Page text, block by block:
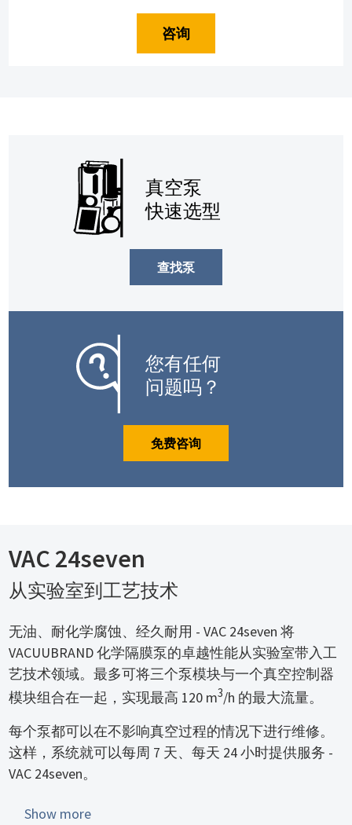
咨询
真空泵
快速选型
查找泵
您有任何
问题吗？
免费咨询
VAC 24seven
从实验室到工艺技术
无油、耐化学腐蚀、经久耐用 - VAC 24seven 将
VACUUBRAND 化学隔膜泵的卓越性能从实验室带入工
艺技术领域。最多可将三个泵模块与一个真空控制器
模块组合在一起，实现最高 120 m3/h 的最大流量。
每个泵都可以在不影响真空过程的情况下进行维修。
这样，系统就可以每周 7 天、每天 24 小时提供服务 -
VAC 24seven。
如果一台泵因维修而脱开，其他泵的电机速度会由控
Show more